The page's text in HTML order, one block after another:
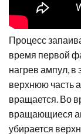
Процесс
время первой
нагрев ампул,
верхнюю часть
вращается. Во
вращающиеся
убирается